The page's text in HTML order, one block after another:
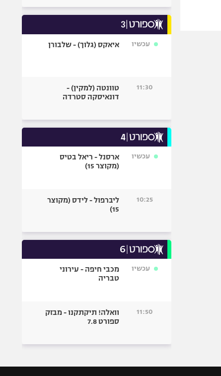
עכשיו איאקס (גלוך) - שלבורן
11:30
טוונטה (למקין) -
דונאיסקה סטרדה
עכשיו
ארסנל - ריאל בטיס
(מקוצר 15)
10:25
ליברפול - לידס (מקוצר
15)
עכשיו
מכבי חיפה - עירוני
טבריה
11:50
וואלה! תיקתקנו - מבזק
ספורט 7.8